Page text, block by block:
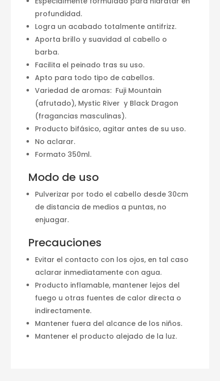
profundidad.
Logra un acabado totalmente antifrizz.
Aporta brillo y suavidad al cabello o
barba.
Facilita el peinado tras su uso.
Apto para todo tipo de cabellos.
Variedad de aromas: Fuji Mountain
(afrutado), Mystic River y Black Dragon
(fragancias masculinas).
Producto bifásico, agitar antes de su uso.
No aclarar.
Formato 350ml.
Modo de uso
Pulverizar por todo el cabello desde 30cm
de distancia de medios a puntas, no
enjuagar.
Precauciones
Evitar el contacto con los ojos, en tal caso
aclarar inmediatamente con agua.
Producto inflamable, mantener lejos del
fuego u otras fuentes de calor directa o
indirectamente.
Mantener fuera del alcance de los niños.
Mantener el producto alejado de la luz.